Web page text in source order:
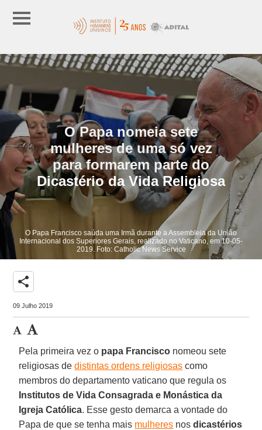
O Papa nomeia sete
mulheres de uma só vez
para formarem parte do
Dicastério da Vida Religiosa
O Papa Francisco saúda uma Irmã durante a Assembleia da União
Internacional dos Superiores Gerais, realizado no Vaticano, em 10-05-
2019. Foto: Catholic News Service
share
09 Julho 2019
Pela primeira vez o papa Francisco nomeou sete
religiosas dedistintas ordens religiosas como
membros do departamento vaticano que regula os
Institutos de Vida Consagrada e Monástica da
Igreja Católica. Esse gesto demarca a vontade do
Papa de que se tenha mais mulheres nosdicastérios